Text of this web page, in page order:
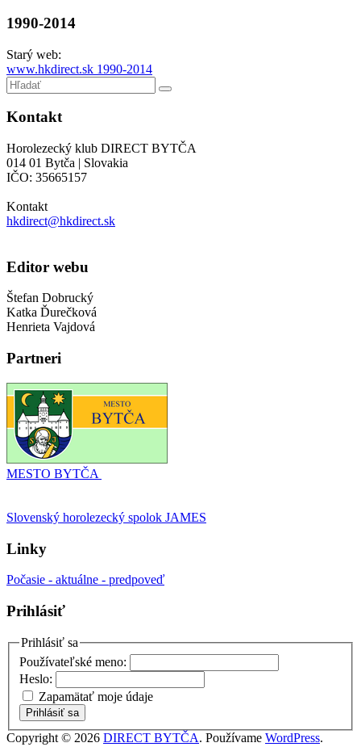
1990-2014
Starý web:
www.hkdirect.sk 1990-2014
Kontakt
Horolezecký klub DIRECT BYTČA
014 01 Bytča | Slovakia
IČO: 35665157
Kontakt
hkdirect@hkdirect.sk
Editor webu
Štefan Dobrucký
Katka Ďurečková
Henrieta Vajdová
Partneri
MESTO BYTČA
Slovenský horolezecký spolok JAMES
Linky
Počasie - aktuálne - predpoveď
Prihlásiť
Prihlásiť sa
Používateľské meno:
Heslo:
Zapamätať moje údaje
Prihlásiť sa
Copyright © 2026 DIRECT BYTČA. Používame WordPress.